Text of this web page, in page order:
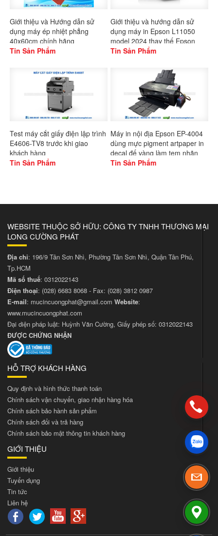
Giới thiệu và Hướng dẫn sử
dụng máy ép nhiệt phẳng
40x60cm chính hãng
Gaoshang
Tin Sản Phẩm
Giới thiệu và hướng dẫn sử
dụng máy in Epson L11050
model 2024 thay thế Epson
L1300
Tin Sản Phẩm
Test máy cắt giấy điện lập trình
E4606-TV8 trước khi giao
khách hàng
Tin Sản Phẩm
Máy in nội địa Epson EP-4004
dùng mực pigment artpaper in
decal đế vàng làm tem nhãn
Tin Sản Phẩm
WEBSITE THUỘC SỞ HỮU: CÔNG TY TNHH THƯƠNG MẠI
LONG CƯỜNG PHÁT
Địa chỉ: 196/9 Tân Sơn Nhì, Phường Tân Sơn Nhì, Quận Tân Phú,
Tp.HCM
Mã số thuế: 0312022143
Điện thoại: (028) 6683 8068 - Fax: (028) 3812 0987
E-mail: mucincuongphat@gmail.com Website:
www.mucincuongphat.com
Đại diện pháp luật: Huỳnh Văn Cường, Giấy phép số: 0312022143
ĐƯỢC CHỨNG NHẬN
HỖ TRỢ KHÁCH HÀNG
Quy định và hình thức thanh toán
Chính sách vận chuyển, giao nhận hàng hóa
Chính sách bảo hành sản phẩm
Chính sách đổi và trả hàng
Chính sách bảo mật thông tin khách hàng
GIỚI THIỆU
Giới thiệu
Tuyển dụng
Tin tức
Liên hệ